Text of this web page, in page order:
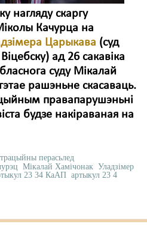
нагляду скаргу
Качурца на
Царыкава (суд
ад 26 сакавіка
суду Мікалай
рашэньне скасаваць.
правапарушэньні
будзе накіраваная на
перасьлед
Мікалай Хамічонак Уладзімер
23 34 КаАП артыкул 23 4